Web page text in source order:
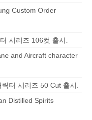
Custom Order
시리즈 106컷 출시.
and Aircraft character
터 시리즈 50 Cut 출시.
Distilled Spirits